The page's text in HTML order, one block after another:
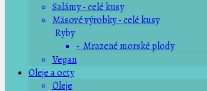
Salámy - celé kusy
Mäsové výrobky - celé kusy
Ryby
- Mrazené morské plody
Vegan
Oleje a octy
Oleje